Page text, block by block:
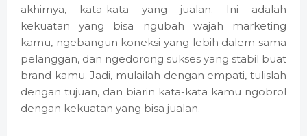
akhirnya, kata-kata yang jualan. Ini adalah
kekuatan yang bisa ngubah wajah marketing
kamu, ngebangun koneksi yang lebih dalem sama
pelanggan, dan ngedorong sukses yang stabil buat
brand kamu. Jadi, mulailah dengan empati, tulislah
dengan tujuan, dan biarin kata-kata kamu ngobrol
dengan kekuatan yang bisa jualan.